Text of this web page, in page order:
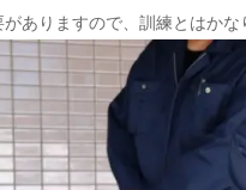
がありますので、訓練とはか